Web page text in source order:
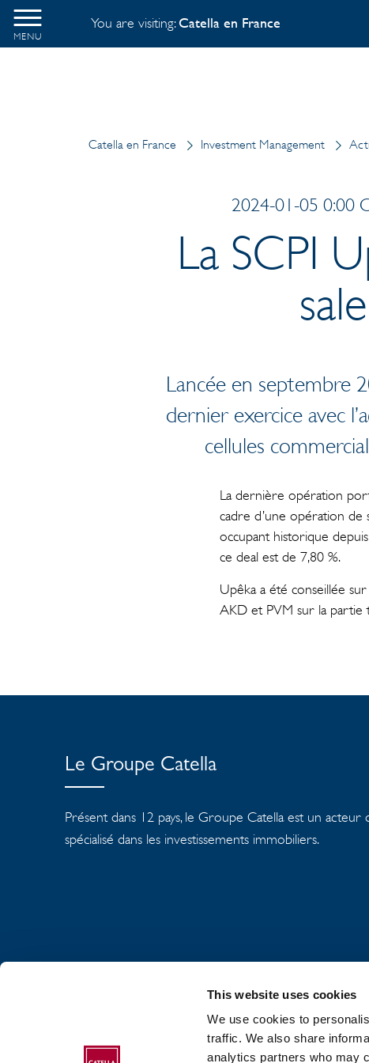
This website uses cookies
We use cookies to
traffic. We also share
analytics partners who may
MENU
You are visiting:Catella en France
Catella en France Investment Management
2024-01-05 0:00
La SCPI
Lancée en septembre
dernier exercice avec
cellules
La dernière opération
cadre d’une opération de
occupant historique
ce deal est de 7,80 %.
Upêka a été conseillée
AKD et PVM sur la partie
Le Groupe Catella
Présent dans 12 pays, le Groupe Catella est un
spécialisé dans les investissements immobiliers.
À PROPOS DU